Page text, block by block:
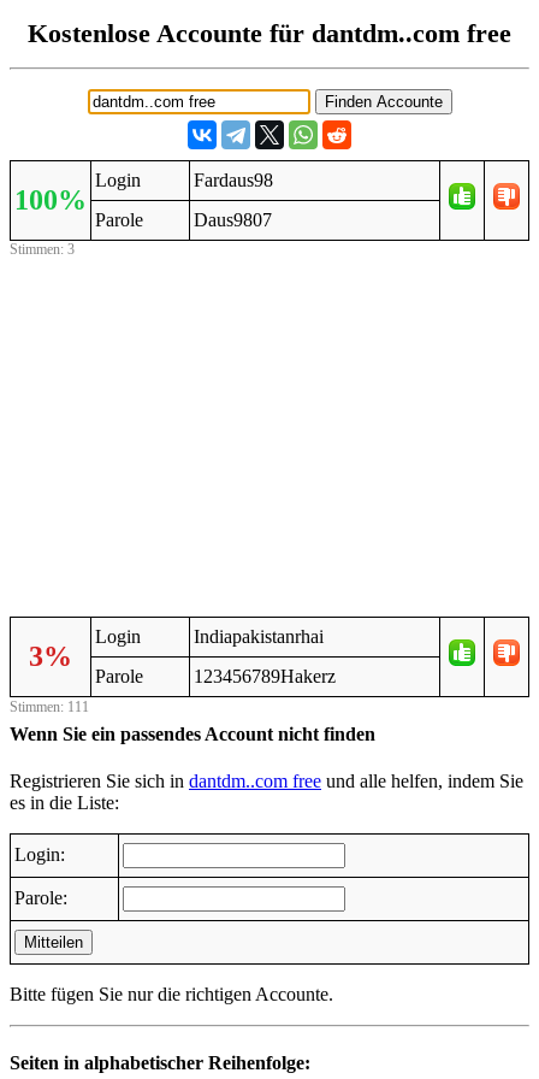
Kostenlose Accounte für dantdm..com free
100%
Login
Fardaus98
Parole
Daus9807
Stimmen: 3
3%
Login
Indiapakistanrhai
Parole
123456789Hakerz
Stimmen: 111
Wenn Sie ein passendes Account nicht finden
Registrieren Sie sich in dantdm..com free und alle helfen, indem Sie
es in die Liste:
Login:
Parole:
Mitteilen
Bitte fügen Sie nur die richtigen Accounte.
Seiten in alphabetischer Reihenfolge: